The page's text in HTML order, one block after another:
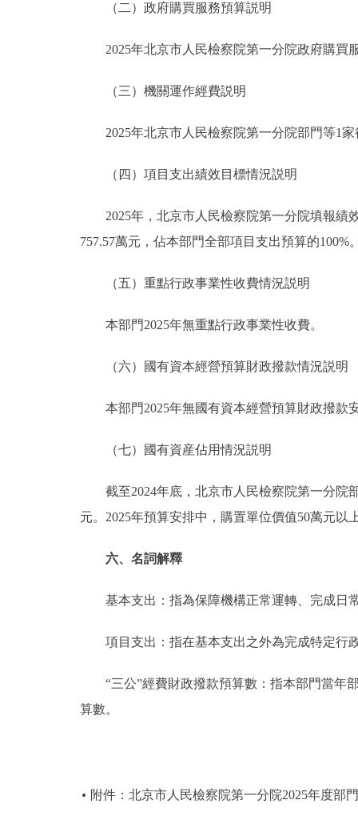
（二）政府購買服務預算説明
2025年北京市人民檢察院第一分院政府購買
（三）機關運作經費説明
2025年北京市人民檢察院第一分院部門等1家
（四）項目支出績效目標情況説明
2025年，北京市人民檢察院第一分院填報績效
757.57萬元，佔本部門全部項目支出預算的100%
（五）重點行政事業性收費情況説明
本部門2025年無重點行政事業性收費。
（六）國有資本經營預算財政撥款情況説明
本部門2025年無國有資本經營預算財政撥款
（七）國有資産佔用情況説明
截至2024年底，北京市人民檢察院第一分院部
元。2025年預算安排中，購置單位價值50萬元以
六、名詞解釋
基本支出：指為保障機構正常運轉、完成日
項目支出：指在基本支出之外為完成特定行
“三公”經費財政撥款預算數：指本部門當年部
算數。
附件：北京市人民檢察院第一分院2025年度部